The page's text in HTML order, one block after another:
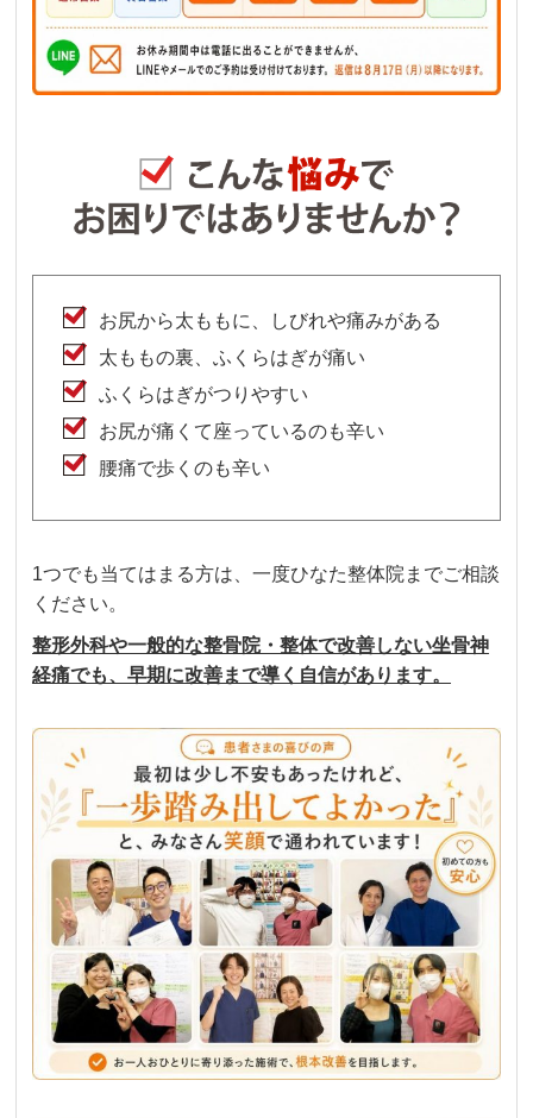
お尻から太ももに、しびれや痛みがある
太ももの裏、ふくらはぎが痛い
ふくらはぎがつりやすい
お尻が痛くて座っているのも辛い
腰痛で歩くのも辛い
1つでも当てはまる方は、一度ひなた整体院までご相談
ください。
整形外科や一般的な整骨院・整体で改善しない坐骨神
経痛でも、早期に改善まで導く自信があります。